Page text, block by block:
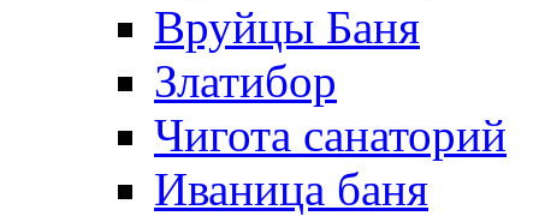
Вруйцы Баня
Златибор
Чигота санаторий
Иваница баня